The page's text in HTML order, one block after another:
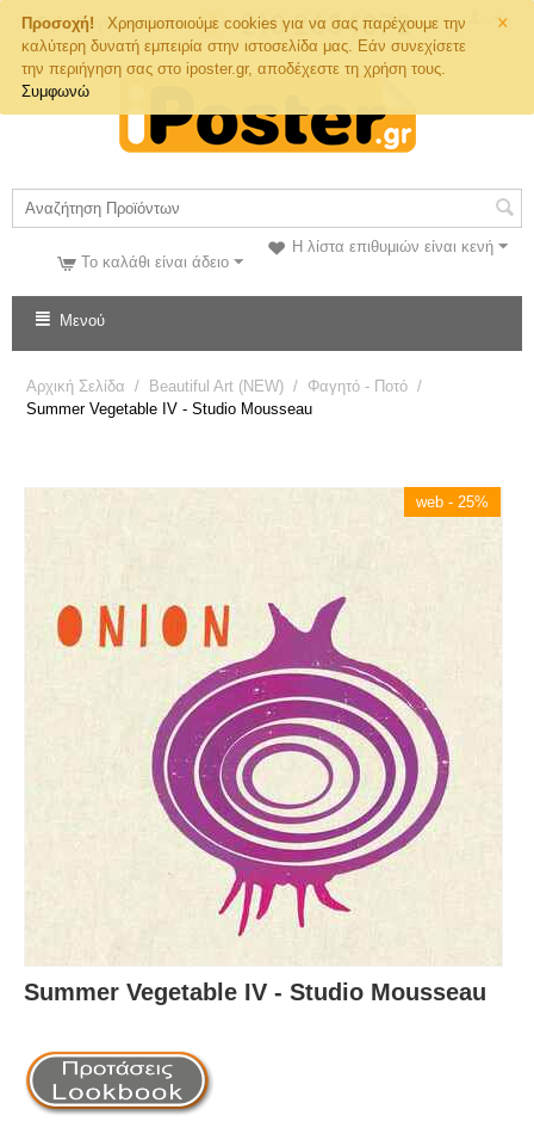
×
Προσοχή!
Χρησιμοποιούμε cookies για να σας παρέχουμε την
καλύτερη δυνατή εμπειρία στην ιστοσελίδα μας. Εάν συνεχίσετε
την περιήγηση σας στο iposter.gr, αποδέχεστε τη χρήση τους.
Συμφωνώ
Τηλ. Παραγγελιών
Η λίστα επιθυμιών είναι κενή
Το καλάθι είναι άδειο
Μενού
Αρχική Σελίδα / Beautiful Art (NEW) / Φαγητό - Ποτό /
Summer Vegetable IV - Studio Mousseau
web - 25%
Summer Vegetable IV - Studio Mousseau